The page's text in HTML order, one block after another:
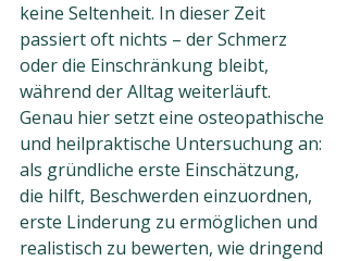
keine Seltenheit. In dieser Zeit
passiert oft nichts – der Schmerz
oder die Einschränkung bleibt,
während der Alltag weiterläuft.
Genau hier setzt eine osteopathische
und heilpraktische Untersuchung an:
als gründliche erste Einschätzung,
die hilft, Beschwerden einzuordnen,
erste Linderung zu ermöglichen und
realistisch zu bewerten, wie dringend